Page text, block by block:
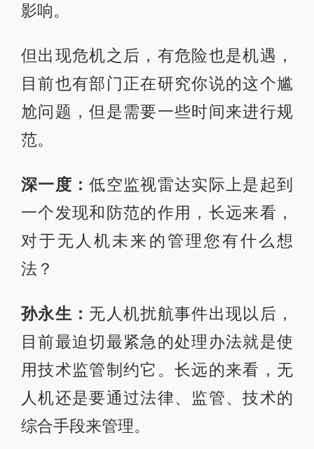
影响。
但出现危机之后，有危险也是机遇，
目前也有部门正在研究你说的这个尴
尬问题，但是需要一些时间来进行规
范。
深一度：低空监视雷达实际上是起到
一个发现和防范的作用，长远来看，
对于无人机未来的管理您有什么想
法？
孙永生： 无人机扰航事件出现以后，
目前最迫切最紧急的处理办法就是使
用技术监管制约它。长远的来看，无
人机还是要通过法律、监管、技术的
综合手段来管理。